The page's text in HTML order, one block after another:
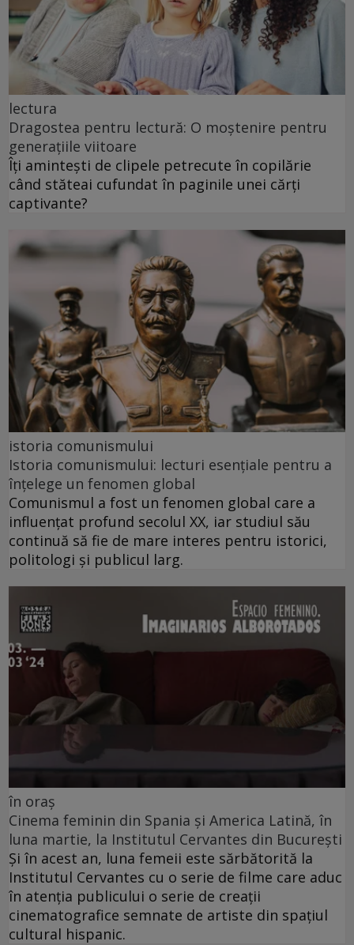
lectura
Dragostea pentru lectură: O moștenire pentru
generațiile viitoare
Îți amintești de clipele petrecute în copilărie
când stăteai cufundat în paginile unei cărți
captivante?
istoria comunismului
Istoria comunismului: lecturi esențiale pentru a
înțelege un fenomen global
Comunismul a fost un fenomen global care a
influențat profund secolul XX, iar studiul său
continuă să fie de mare interes pentru istorici,
politologi și publicul larg.
în oraș
Cinema feminin din Spania și America Latină, în
luna martie, la Institutul Cervantes din București
Și în acest an, luna femeii este sărbătorită la
Institutul Cervantes cu o serie de filme care aduc
în atenția publicului o serie de creații
cinematografice semnate de artiste din spațiul
cultural hispanic.